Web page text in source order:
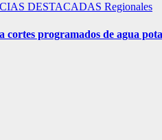
DESTACADAS Regionales
cortes programados de agua